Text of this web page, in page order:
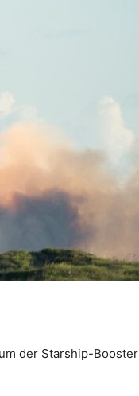
der Starship-Booster